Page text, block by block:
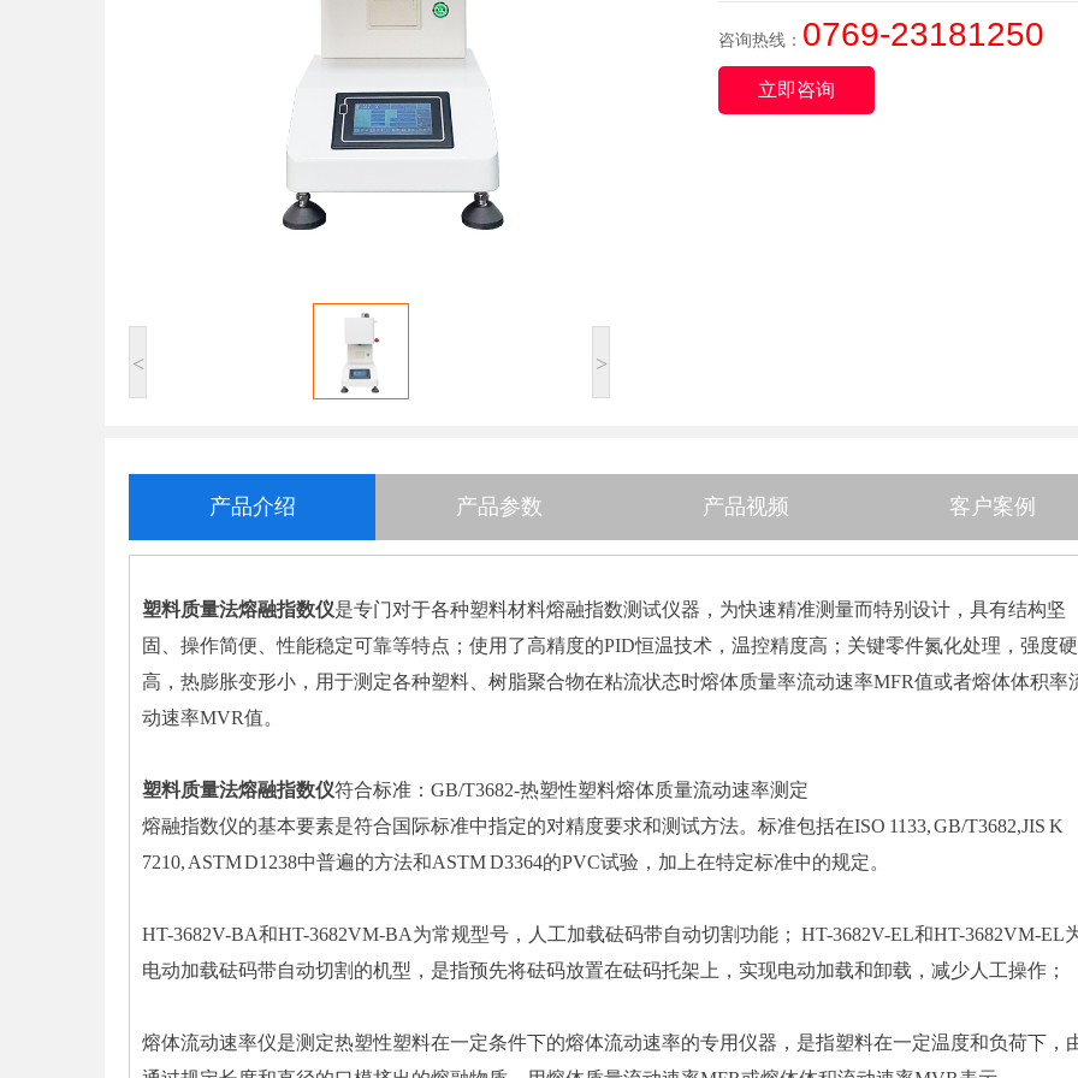
< >
咨询热线： 0769-23181250
立即咨询
产品介绍 产品参数 产品视频 客户案例
塑料质量法熔融指数仪是专门对于各种塑料材料熔融指数测试仪器，为快速精准测量而特别设计，具有结构坚
固、操作简便、性能稳定可靠等特点；使用了高精度的PID恒温技术，温控精度高；关键零件氮化处理，强度
高，热膨胀变形小，用于测定各种塑料、树脂聚合物在粘流状态时熔体质量率流动速率MFR值或者熔体体积率
动速率MVR值。
塑料质量法熔融指数仪符合标准：GB/T3682-热塑性塑料熔体质量流动速率测定
熔融指数仪的基本要素是符合国际标准中指定的对精度要求和测试方法。标准包括在ISO 1133, GB/T3682,JIS K
7210, ASTM D1238中普遍的方法和ASTM D3364的PVC试验，加上在特定标准中的规定。
HT-3682V-BA和HT-3682VM-BA为常规型号，人工加载砝码带自动切割功能； HT-3682V-EL和HT-3682VM-EL
电动加载砝码带自动切割的机型，是指预先将砝码放置在砝码托架上，实现电动加载和卸载，减少人工操作；
熔体流动速率仪是测定热塑性塑料在一定条件下的熔体流动速率的专用仪器，是指塑料在一定温度和负荷下，